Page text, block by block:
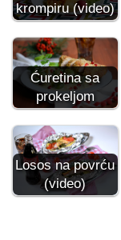
krompiru (video)
Ćuretina sa
prokeljom
Losos na povrću
(video)